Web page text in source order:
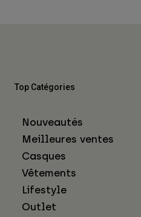
Top Catégories
Nouveautés
Meilleures ventes
Casques
Vêtements
Lifestyle
Outlet